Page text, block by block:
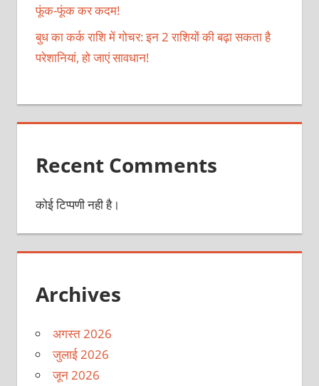
फूंक-फूंक कर कदम!
बुध का कर्क राशि में गोचर: इन 2 राशियों की बढ़ा सकता है
परेशानियां, हो जाएं सावधान!
Recent Comments
कोई टिप्पणी नही है।
Archives
अगस्त 2026
जुलाई 2026
जून 2026